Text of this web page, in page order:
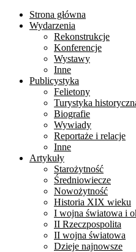
Strona główna
Wydarzenia
Rekonstrukcje
Konferencje
Wystawy
Inne
Publicystyka
Felietony
Turystyka
Biografie
Wywiady
Reportaże i relacje
Inne
Artykuły
Starożytność
Średniowiecze
Nowożytność
Historia XIX wieku
I wojna światowa i
II Rzeczpospolita
II wojna światowa
Dzieje najnowsze